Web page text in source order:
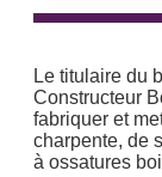
Le titulaire du
Constructeur
fabriquer et
charpente, de
à ossatures